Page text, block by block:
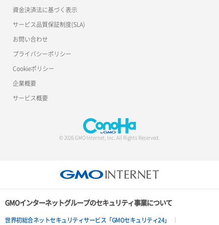
バックアップリストア（DB）
接続許可DBユーザー一覧取得
接続許可DBユーザー設定
接続許可DBユーザー設定解除
資金決済法に基づく表示
サービス品質保証制度(SLA)
お問い合わせ
プライバシーポリシー
Cookieポリシー
企業概要
サービス概要
© 2026 GMO Internet, Inc. All Rights Reserved.
GMOインターネットグループのセキュリティ事業について
世界初総合ネットセキュリティサービス「GMOセキュリティ24」